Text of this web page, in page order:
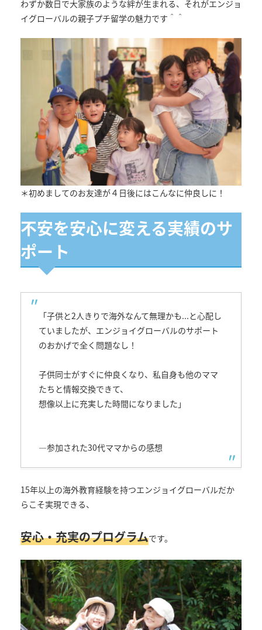
わずか数日で大家族のような絆が生まれる、それがエンジョ
イグローバルの親子プチ留学の魅力です＾＾
＊初めましてのお友達が４日後にはこんなに仲良しに！
不安を安心に変える実績のサ
ポート
「子供と2人きりで海外なんて無理かも...と心配し
ていましたが、エンジョイグローバルのサポート
のおかげで全く問題なし！
子供同士がすぐに仲良くなり、私自身も他のママ
たちと情報交換できて、
想像以上に充実した時間になりました」
―参加された30代ママからの感想
15年以上の海外教育経験を持つエンジョイグローバルだか
らこそ実現できる、
安心・充実のプログラムです。